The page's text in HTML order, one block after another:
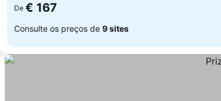
De € 167
Consulte os preços de 9 sites